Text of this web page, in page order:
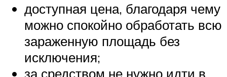
доступная цена, благодаря чему
можно спокойно обработать всю
зараженную площадь без
исключения;
за средством не нужно идти в